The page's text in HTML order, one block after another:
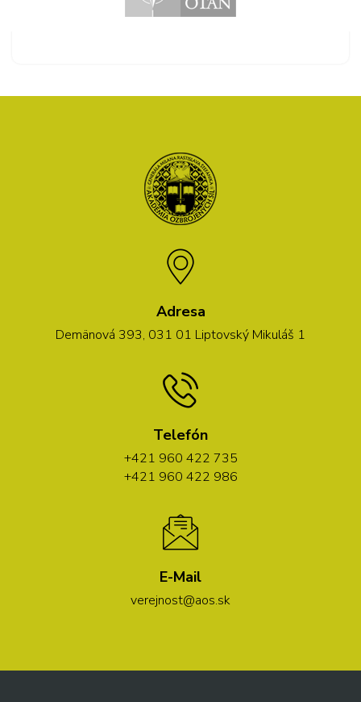
Adresa
Demänová 393, 031 01 Liptovský Mikuláš 1
Telefón
+421 960 422 735
+421 960 422 986
E-Mail
verejnost@aos.sk